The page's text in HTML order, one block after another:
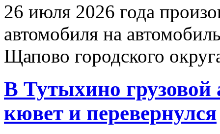
26 июля 2026 года
автомобиля на
Щапово городского
В Тутыхино грузовой
кювет и перевернулся